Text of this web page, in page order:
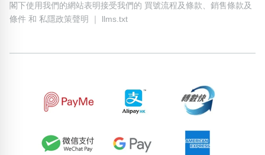
閣下使用我們的網站表明接受我們的 買號流程及條款
銷售條款及
條件 和 私隱政策聲明 llms.txt